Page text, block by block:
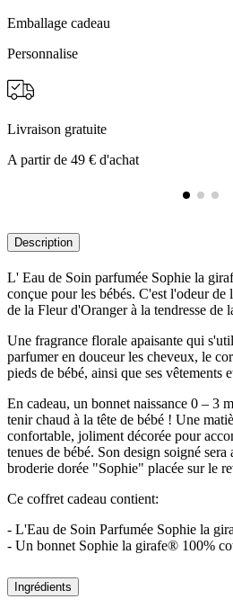
Emballage cadeau
Personnalise
Livraison gratuite
A partir de 49 € d'achat
Description
L' Eau de Soin parfumée Sophie la
conçue pour les bébés. C'est l'odeur
de la Fleur d'Oranger à la tendresse de
Une fragrance florale apaisante qui
parfumer en douceur les cheveux, le
pieds de bébé, ainsi que ses vêtements
En cadeau, un bonnet naissance 0 – 3
tenir chaud à la tête de bébé ! Une
confortable, joliment décorée pour
tenues de bébé. Son design soigné
broderie dorée "Sophie" placée sur le
Ce coffret cadeau contient:
- L'Eau de Soin Parfumée Sophie la
- Un bonnet Sophie la girafe® 100%
Ingrédients